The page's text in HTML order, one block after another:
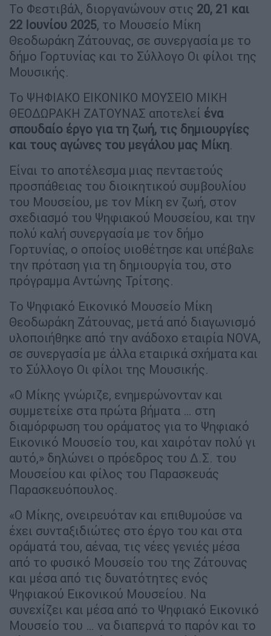
Το Φεστιβάλ, διοργανώνουν στις 20, 21 και
22 Ιουνίου 2025, το Μουσείο Μίκη
Θεοδωράκη Ζάτουνας, σε συνεργασία με το
δήμο Γορτυνίας και το Σύλλογο Οι φίλοι της
Μουσικής.
Το ΨΗΦΙΑΚΟ ΕΙΚΟΝΙΚΟ ΜΟΥΣΕΙΟ ΜΙΚΗ
ΘΕΟΔΩΡΑΚΗ ΖΑΤΟΥΝΑΣ αποτελεί ένα
σπουδαίο έργο για τη ζωή, τις δημιουργίες
και τους αγώνες του μεγάλου μας Μίκη.
Είναι το αποτέλεσμα μιας πενταετούς
προσπάθειας του διοικητικού συμβουλίου
του Μουσείου, με τον Μίκη εν ζωή, στον
σχεδιασμό του Ψηφιακού Μουσείου, και την
πολύ καλή συνεργασία με τον δήμο
Γορτυνίας, ο οποίος υιοθέτησε και υπέβαλε
την πρόταση για τη δημιουργία του, στο
πρόγραμμα Αντώνης Τρίτσης.
Το Ψηφιακό Εικονικό Μουσείο Μίκη
Θεοδωράκη Ζάτουνας, μετά από διαγωνισμό
υλοποιήθηκε από την ανάδοχο εταιρία NOVA,
σε συνεργασία με άλλα εταιρικά σχήματα και
το Σύλλογο Οι φίλοι της Μουσικής.
«Ο Μίκης γνώριζε, ενημερώνονταν και
συμμετείχε στα πρώτα βήματα … στη
διαμόρφωση του οράματος για το Ψηφιακό
Εικονικό Μουσείο του, και χαιρόταν πολύ γι
αυτό,» δηλώνει ο πρόεδρος του Δ.Σ. του
Μουσείου και φίλος του Παρασκευάς
Παρασκευόπουλος.
«Ο Μίκης, ονειρευόταν και επιθυμούσε να
έχει συνταξιδιώτες στο έργο του και στα
οράματά του, αέναα, τις νέες γενιές μέσα
από το φυσικό Μουσείο του της Ζάτουνας
και μέσα από τις δυνατότητες ενός
Ψηφιακού Εικονικού Μουσείου. Να
συνεχίζει και μέσα από το Ψηφιακό Εικονικό
Μουσείο του … να διαπερνά το παρόν και το